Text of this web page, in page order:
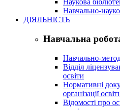
Наукова
Навчально-
ДІЯЛЬНІСТЬ
Навчальна
Навчально-
Відділ
освіти
Нормативні
організації
Відомості про